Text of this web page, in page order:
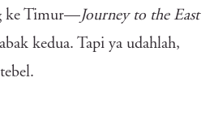
ke Timur—Journey to the East
kedua. Tapi ya udahlah,